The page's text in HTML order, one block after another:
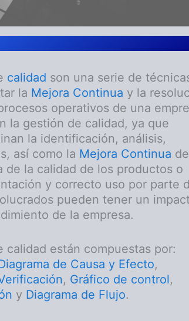
calidad son una serie de
la Mejora Continua y la
operativos de una
la gestión de calidad, ya que
la identificación, análisis,
así como la Mejora Continua
de la calidad de los productos o
y correcto uso por parte
pueden tener un
de la empresa.
calidad están compuestas por:
de Causa y Efecto,
, Gráfico de control,
y Diagrama de Flujo.